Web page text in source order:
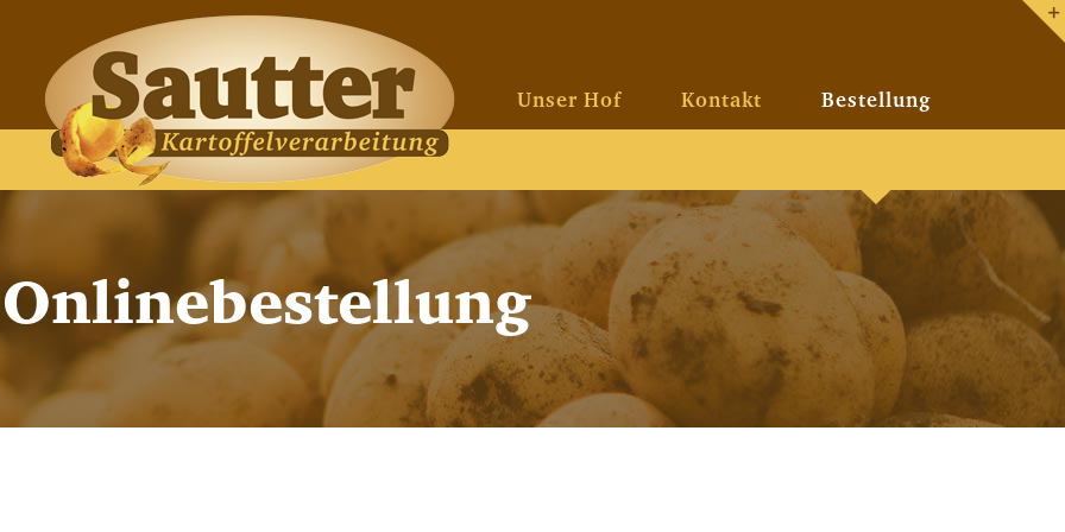
Unser Hof Kontakt Bestellung
Onlinebestellung